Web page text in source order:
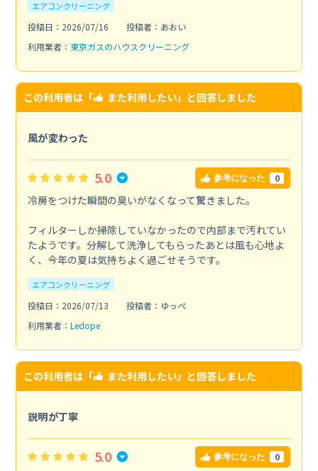
エアコンクリーニング
投稿日：2026/07/16
投稿者：あおい
利用業者： 東京ガスのハウスクリーニング
この利用者は「 また利用したい」と回答しました
風が変わった
5.0 参考になった 0
冷房をつけた瞬間の臭いがなくなって驚きました。
フィルターしか掃除していなかったので内部まで汚れてい
たようです。分解して洗浄してもらったあとは風も心地よ
く、今年の夏は気持ちよく過ごせそうです。
エアコンクリーニング
投稿日：2026/07/13
投稿者：ゆっぺ
利用業者： Ledope
この利用者は「 また利用したい」と回答しました
説明が丁寧
5.0 参考になった 0